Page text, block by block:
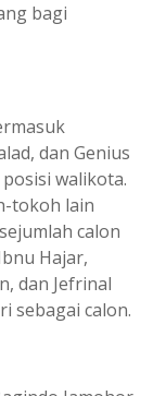
bagi
dan Genius
walikota.
tokoh lain
calon
Hajar,
dan Jefrinal
sebagai calon.